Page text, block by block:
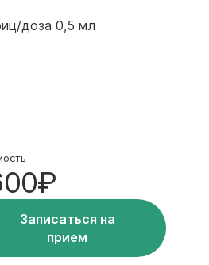
доза 0,5 мл
Записаться на
прием